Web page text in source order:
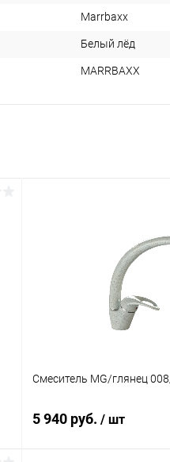
Marrbaxx
Белый лёд
MARRBAXX
Смеситель MG/глянец
5 940 руб. / шт